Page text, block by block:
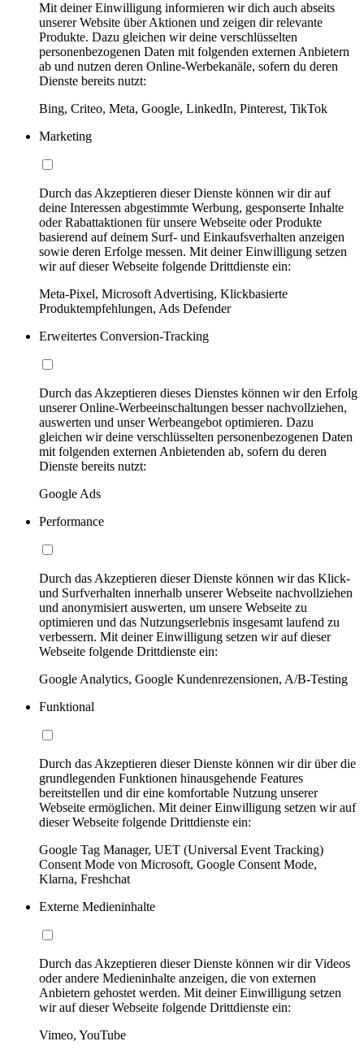
Mit deiner Einwilligung informieren wir dich auch abseits
unserer Website über Aktionen und zeigen dir relevante
Produkte. Dazu gleichen wir deine verschlüsselten
personenbezogenen Daten mit folgenden externen Anbietern
ab und nutzen deren Online-Werbekanäle, sofern du deren
Dienste bereits nutzt:
Bing, Criteo, Meta, Google, LinkedIn, Pinterest, TikTok
Marketing
Durch das Akzeptieren dieser Dienste können wir dir auf
deine Interessen abgestimmte Werbung, gesponserte Inhalte
oder Rabattaktionen für unsere Webseite oder Produkte
basierend auf deinem Surf- und Einkaufsverhalten anzeigen
sowie deren Erfolge messen. Mit deiner Einwilligung setzen
wir auf dieser Webseite folgende Drittdienste ein:
Meta-Pixel, Microsoft Advertising, Klickbasierte
Produktempfehlungen, Ads Defender
Erweitertes Conversion-Tracking
Durch das Akzeptieren dieses Dienstes können wir den Erfolg
unserer Online-Werbeeinschaltungen besser nachvollziehen,
auswerten und unser Werbeangebot optimieren. Dazu
gleichen wir deine verschlüsselten personenbezogenen Daten
mit folgenden externen Anbietenden ab, sofern du deren
Dienste bereits nutzt:
Google Ads
Performance
Durch das Akzeptieren dieser Dienste können wir das Klick-
und Surfverhalten innerhalb unserer Webseite nachvollziehen
und anonymisiert auswerten, um unsere Webseite zu
optimieren und das Nutzungserlebnis insgesamt laufend zu
verbessern. Mit deiner Einwilligung setzen wir auf dieser
Webseite folgende Drittdienste ein:
Google Analytics, Google Kundenrezensionen, A/B-Testing
Funktional
Durch das Akzeptieren dieser Dienste können wir dir über die
grundlegenden Funktionen hinausgehende Features
bereitstellen und dir eine komfortable Nutzung unserer
Webseite ermöglichen. Mit deiner Einwilligung setzen wir auf
dieser Webseite folgende Drittdienste ein:
Google Tag Manager, UET (Universal Event Tracking)
Consent Mode von Microsoft, Google Consent Mode,
Klarna, Freshchat
Externe Medieninhalte
Durch das Akzeptieren dieser Dienste können wir dir Videos
oder andere Medieninhalte anzeigen, die von externen
Anbietern gehostet werden. Mit deiner Einwilligung setzen
wir auf dieser Webseite folgende Drittdienste ein:
Vimeo, YouTube